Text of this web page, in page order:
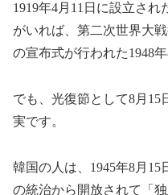
1919年4月11日に設立さ
がいれば、第二次世界大
の宣布式が行われた1948
でも、光復節として8月15
実です。
韓国の人は、1945年8月
の統治から開放されて「